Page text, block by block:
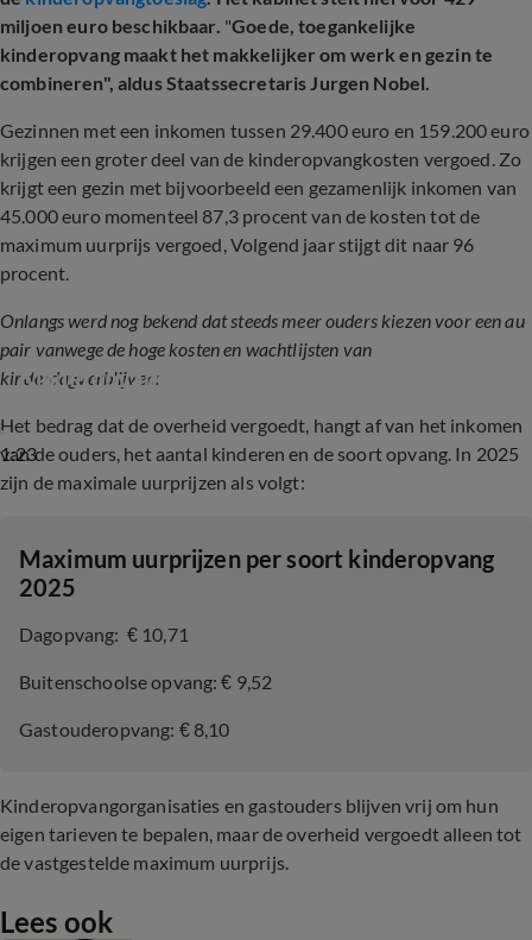
miljoen euro beschikbaar. "Goede, toegankelijke
kinderopvang maakt het makkelijker om werk en gezin te
combineren", aldus Staatssecretaris Jurgen Nobel.
Gezinnen met een inkomen tussen 29.400 euro en 159.200 euro
krijgen een groter deel van de kinderopvangkosten vergoed. Zo
krijgt een gezin met bijvoorbeeld een gezamenlijk inkomen van
45.000 euro momenteel 87,3 procent van de kosten tot de
maximum uurprijs vergoed, Volgend jaar stijgt dit naar 96
procent.
Onlangs werd nog bekend dat steeds meer ouders kiezen voor een au
pair vanwege de hoge kosten en wachtlijsten van
kinderdagverblijven:
1:23
Kinderopvang onbetaalbaar: au pair populair
Het bedrag dat de overheid vergoedt, hangt af van het inkomen
van de ouders, het aantal kinderen en de soort opvang. In 2025
zijn de maximale uurprijzen als volgt:
Maximum uurprijzen per soort kinderopvang
2025
Dagopvang: € 10,71
Buitenschoolse opvang: € 9,52
Gastouderopvang: € 8,10
Kinderopvangorganisaties en gastouders blijven vrij om hun
eigen tarieven te bepalen, maar de overheid vergoedt alleen tot
de vastgestelde maximum uurprijs.
Lees ook